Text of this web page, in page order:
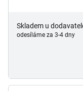
Skladem u
odesíláme za 3-4 dny